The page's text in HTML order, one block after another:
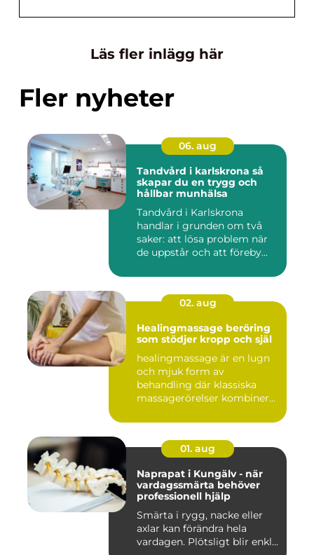
Läs fler inlägg här
Fler nyheter
06. aug
Tandvård i karlskrona så
skapar du en trygg och
hållbar munhälsa
Tandvård i Karlskrona
handlar i grunden om två
saker: att lösa problem när
de uppstår och att föreby...
02. aug
Healingmassage beröring
som stödjer kropp och själ
healingmassage är en lugn
och mjuk form av
behandling där klassiska
massagerörelser kombineras
01. aug
Naprapat i Kungälv - när
vardagssmärta behöver
professionell hjälp
Smärta i rygg, nacke eller
axlar kan förändra hela
vardagen. Plötsligt blir enkl...